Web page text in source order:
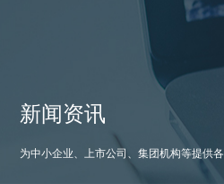
新闻资讯
为中小企业、上市公司、集团机构等提供